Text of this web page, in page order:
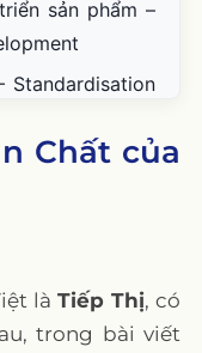
sản phẩm –
Standardisation
nhãn mác sản
tiến thương
Chất của
là Tiếp Thị, có
trong bài viết